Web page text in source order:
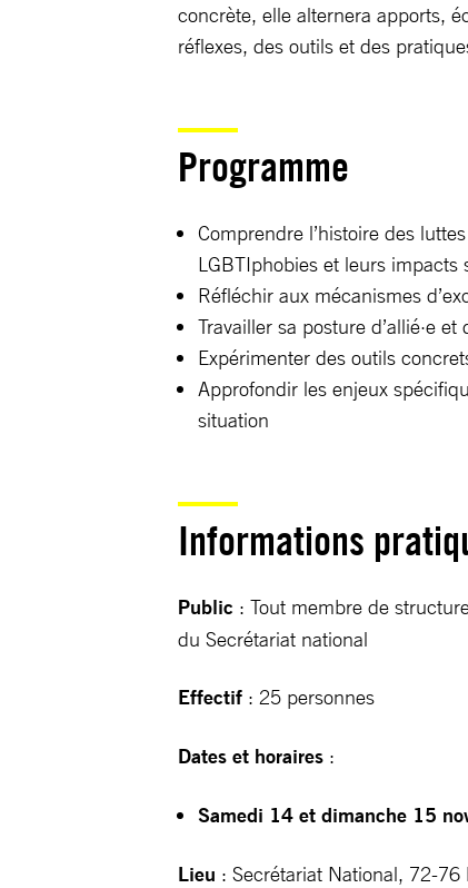
concrète, elle alternera apports,
réflexes, des outils et des
Programme
Comprendre l’histoire des
LGBTIphobies et leurs
Réfléchir aux mécanismes
Travailler sa posture d’allié·e
Expérimenter des outils
Approfondir les enjeux
situation
Informations
Public : Tout membre de
du Secrétariat national
Effectif : 25 personnes
Dates et horaires :
Samedi 14 et dimanche 15
Lieu : Secrétariat National, 72-